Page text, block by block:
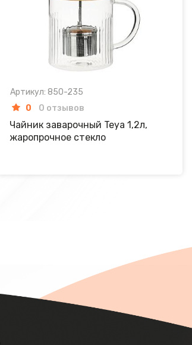
Артикул: 850-235
0
0 отзывов
Чайник заварочный Teya 1,2л,
жаропрочное стекло